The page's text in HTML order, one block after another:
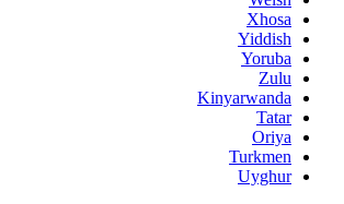
Xhosa
Yiddish
Yoruba
Zulu
Kinyarwanda
Tatar
Oriya
Turkmen
Uyghur